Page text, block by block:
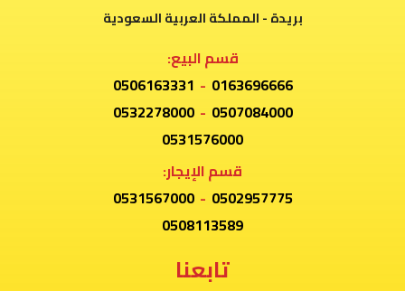
بريدة - المملكة العربية السعودية
قسم البيع:
0163696666
-
0506163331
0507084000
-
0532278000
0531576000
قسم الإيجار:
0502957775
-
0531567000
0508113589
تابعنا